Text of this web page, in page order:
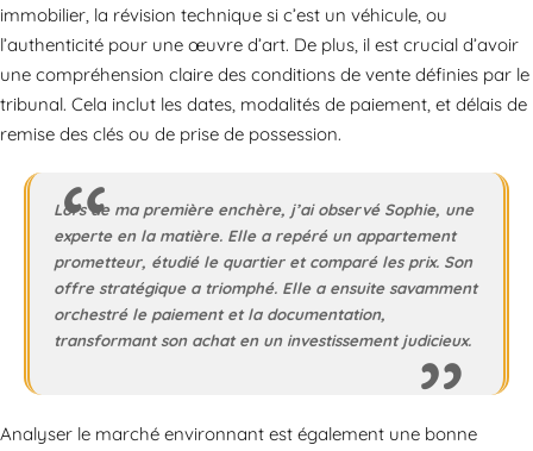
immobilier, la révision technique si c’est un véhicule, ou
l’authenticité pour une œuvre d’art. De plus, il est crucial d’avoir
une compréhension claire des conditions de vente définies par le
tribunal. Cela inclut les dates, modalités de paiement, et délais de
remise des clés ou de prise de possession.
Lors de ma première enchère, j’ai observé Sophie, une
experte en la matière. Elle a repéré un appartement
prometteur, étudié le quartier et comparé les prix. Son
offre stratégique a triomphé. Elle a ensuite savamment
orchestré le paiement et la documentation,
transformant son achat en un investissement judicieux.
Analyser le marché environnant est également une bonne